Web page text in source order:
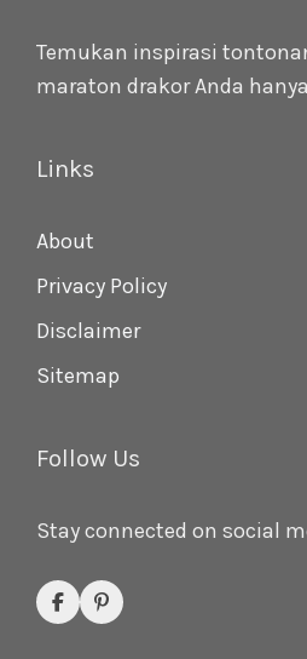
Temukan inspirasi
maraton drakor Anda
Links
About
Privacy Policy
Disclaimer
Sitemap
Follow Us
Stay connected on social